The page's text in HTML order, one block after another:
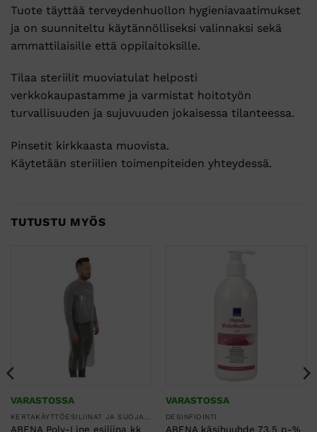
Tuote täyttää terveydenhuollon hygieniavaatimukset
ja on suunniteltu käytännölliseksi valinnaksi sekä
ammattilaisille että oppilaitoksille.
Tilaa steriilit muoviatulat helposti
verkkokaupastamme ja varmistat hoitotyön
turvallisuuden ja sujuvuuden jokaisessa tilanteessa.
Pinsetit kirkkaasta muovista.
Käytetään steriilien toimenpiteiden yhteydessä.
TUTUSTU MYÖS
VARASTOSSA
ABENA Poly-Line esiliina kk
VARASTOSSA
DESINFIOINTI
ABENA käsihuuhde 73,5 p-%